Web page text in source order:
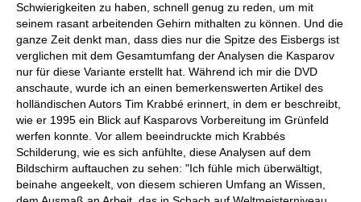
Schwierigkeiten zu haben, schnell genug zu reden, um mit
seinem rasant arbeitenden Gehirn mithalten zu können. Und die
ganze Zeit denkt man, dass dies nur die Spitze des Eisbergs ist
verglichen mit dem Gesamtumfang der Analysen die Kasparov
nur für diese Variante erstellt hat. Während ich mir die DVD
anschaute, wurde ich an einen bemerkenswerten Artikel des
holländischen Autors Tim Krabbé erinnert, in dem er beschreibt,
wie er 1995 ein Blick auf Kasparovs Vorbereitung im Grünfeld
werfen konnte. Vor allem beeindruckte mich Krabbés
Schilderung, wie es sich anfühlte, diese Analysen auf dem
Bildschirm auftauchen zu sehen: "Ich fühle mich überwältigt,
beinahe angeekelt, von diesem schieren Umfang an Wissen,